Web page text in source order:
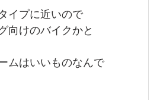
イプに近いので
向けのバイクかと
ムはいいものなんで